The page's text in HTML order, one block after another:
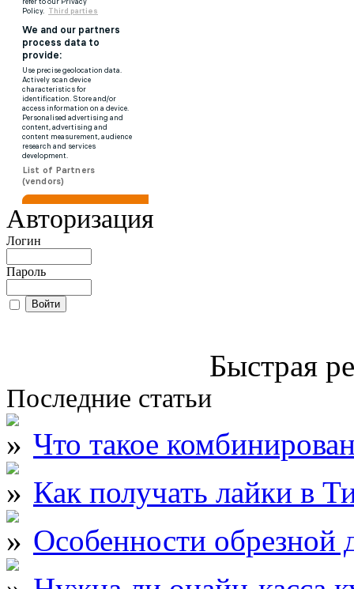
Авторизация
Логин
Пароль
Быстрая
Последние статьи
Что такое
Как получать лайки в
Особенности обрезной